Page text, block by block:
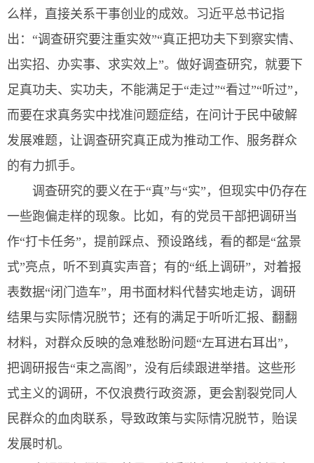
么样，直接关系干事创业的成效。习近平总书记指
出：“调查研究要注重实效”“真正把功夫下到察实情、
出实招、办实事、求实效上”。做好调查研究，就要下
足真功夫、实功夫，不能满足于“走过”“看过”“听过”，
而要在求真务实中找准问题症结，在问计于民中破解
发展难题，让调查研究真正成为推动工作、服务群众
的有力抓手。
调查研究的要义在于“真”与“实”，但现实中仍存在
一些跑偏走样的现象。比如，有的党员干部把调研当
作“打卡任务”，提前踩点、预设路线，看的都是“盆景
式”亮点，听不到真实声音；有的“纸上调研”，对着报
表数据“闭门造车”，用书面材料代替实地走访，调研
结果与实际情况脱节；还有的满足于听听汇报、翻翻
材料，对群众反映的急难愁盼问题“左耳进右耳出”，
把调研报告“束之高阁”，没有后续跟进举措。这些形
式主义的调研，不仅浪费行政资源，更会割裂党同人
民群众的血肉联系，导致政策与实际情况脱节，贻误
发展时机。